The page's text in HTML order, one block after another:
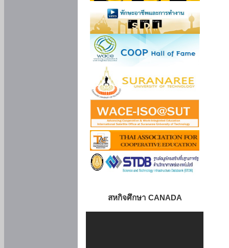
สหกิจศึกษา CANADA